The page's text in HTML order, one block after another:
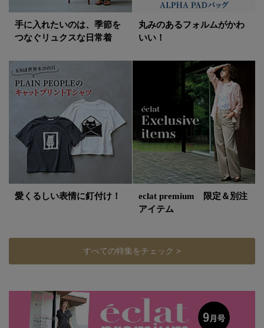
手に入れたいのは、季節を
つなぐリュクスな日常着
丸みのあるフォルムがかわ
いい！
愛くるしい表情に釘付け！
eclat premium 限定＆別注
アイテム
すべての特集をチェック >